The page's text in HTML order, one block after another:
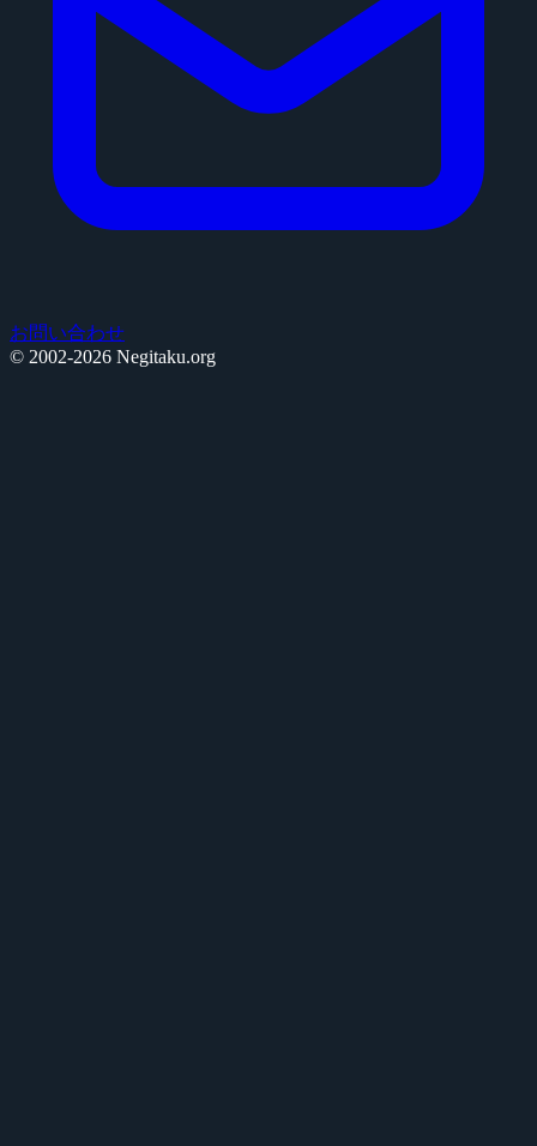
お問い合わせ
© 2002-2026 Negitaku.org